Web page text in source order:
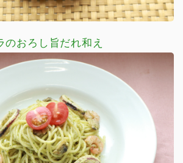
のおろし旨だれ和え